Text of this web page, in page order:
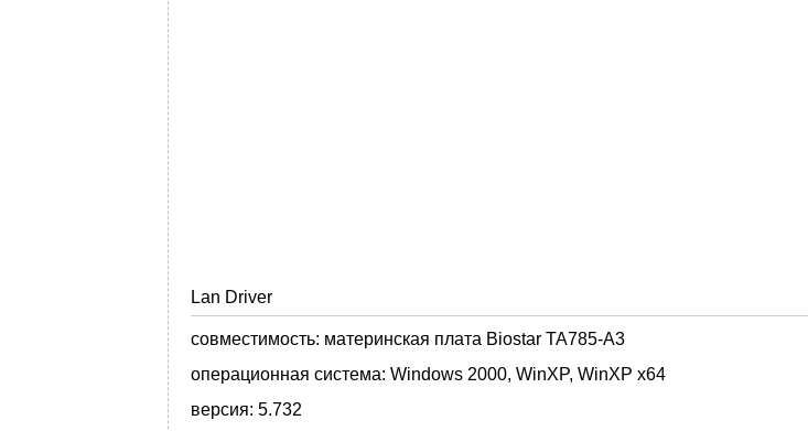
Lan Driver
совместимость: материнская плата Biostar TA785-A3
операционная система: Windows 2000, WinXP, WinXP x64
версия: 5.732